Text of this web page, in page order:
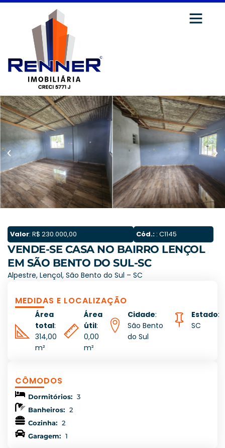
Valor: R$ 230.000,00 Cód.: : C1145
VENDE-SE CASA NO BAIRRO LENÇOL
EM SÃO BENTO DO SUL-SC
Alpestre, Lençol, São Bento do Sul – SC
MEDIDAS E LOCALIZAÇÃO
Área
total:
314,00
m²
Área
útil:
0,00
m²
Cidade:
São Bento
do Sul
Estado:
SC
CÔMODOS
Dormitórios: 3
Banheiros: 2
Cozinha: 2
Garagem: 1